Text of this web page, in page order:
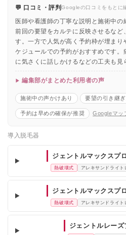
💬 口コミ・評判Googleの口コミをもとに
医師や看護師の丁寧な説明と施術中の
前回の要望をカルテに反映させるなど
す。一方で人気が高く予約枠が埋まり
ケジュールでの予約がおすすめです。
に気さくに話しかけるなどの工夫も見
編集部がまとめた利用者の声
施術中の声かけあり 要望の引き継
予約は早めの確保が推奨 Googleマッ
導入脱毛器
ジェントルマックスプ
熱破壊式 アレキサンドライ
ジェントルマックスプロ
熱破壊式 アレキサンドライ
ジェントルレーズ